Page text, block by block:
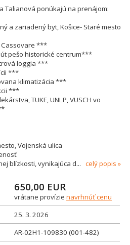
Talianová ponúkajú na prenájom:
a zariadený byt, Košice- Staré mesto
Cassovare ***
pešo historické centrum***
loggia ***
***
klimatizácia ***
***
TUKE, UNLP, VUSCH vo
Vojenská ulica
blízkosti, vynikajúca d... celý popis
650,00 EUR
vrátane provízie navrhnúť cenu
25. 3. 2026
AR-02H1-109830 (001-482)